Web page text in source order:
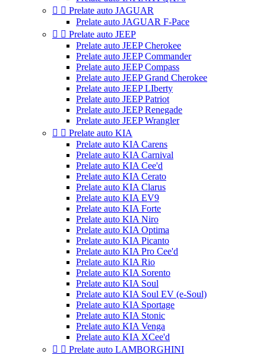
  Prelate auto JAGUAR
Prelate auto JAGUAR F-Pace
  Prelate auto JEEP
Prelate auto JEEP Cherokee
Prelate auto JEEP Commander
Prelate auto JEEP Compass
Prelate auto JEEP Grand Cherokee
Prelate auto JEEP LIberty
Prelate auto JEEP Patriot
Prelate auto JEEP Renegade
Prelate auto JEEP Wrangler
  Prelate auto KIA
Prelate auto KIA Carens
Prelate auto KIA Carnival
Prelate auto KIA Cee'd
Prelate auto KIA Cerato
Prelate auto KIA Clarus
Prelate auto KIA EV9
Prelate auto KIA Forte
Prelate auto KIA Niro
Prelate auto KIA Optima
Prelate auto KIA Picanto
Prelate auto KIA Pro Cee'd
Prelate auto KIA Rio
Prelate auto KIA Sorento
Prelate auto KIA Soul
Prelate auto KIA Soul EV (e-Soul)
Prelate auto KIA Sportage
Prelate auto KIA Stonic
Prelate auto KIA Venga
Prelate auto KIA XCee'd
  Prelate auto LAMBORGHINI